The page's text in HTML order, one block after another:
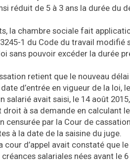
réduit de 5 à 3 ans la durée du
la chambre sociale fait
1 du Code du travail
sans pouvoir excéder la durée
retient que le nouveau
d’entrée en vigueur de la
salarié avait saisi, le 14 août
droit à sa demande en calculant
censurée par la Cour de
à la date de la saisine du juge.
cour d’appel avait constaté que
créances salariales nées avant